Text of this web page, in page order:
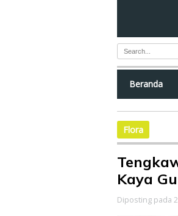
Beranda
Flora
Kaya
Diposting pada